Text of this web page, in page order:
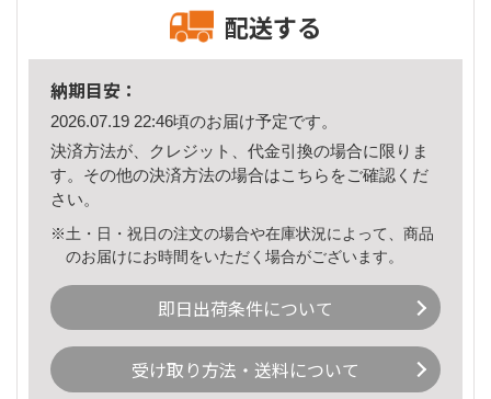
配送する
納期目安：
2026.07.19 22:46頃のお届け予定です。
決済方法が、クレジット、代金引換の場合に限りま
す。その他の決済方法の場合はこちら をご確認くだ
さい。
※土・日・祝日の注文の場合や在庫状況によって、商品
のお届けにお時間をいただく場合がございます。
即日出荷条件について
受け取り方法・送料について